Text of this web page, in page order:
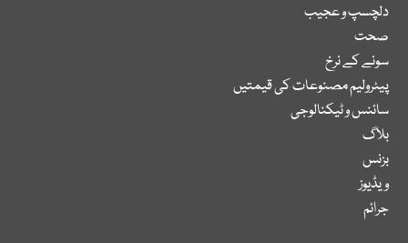
دلچسپ و عجیب
صحت
سونے کے نرخ
پیٹرولیم مصنوعات کی قیمتیں
سائنس و ٹیکنالوجی
بلاگ
بزنس
ویڈیوز
جرائم